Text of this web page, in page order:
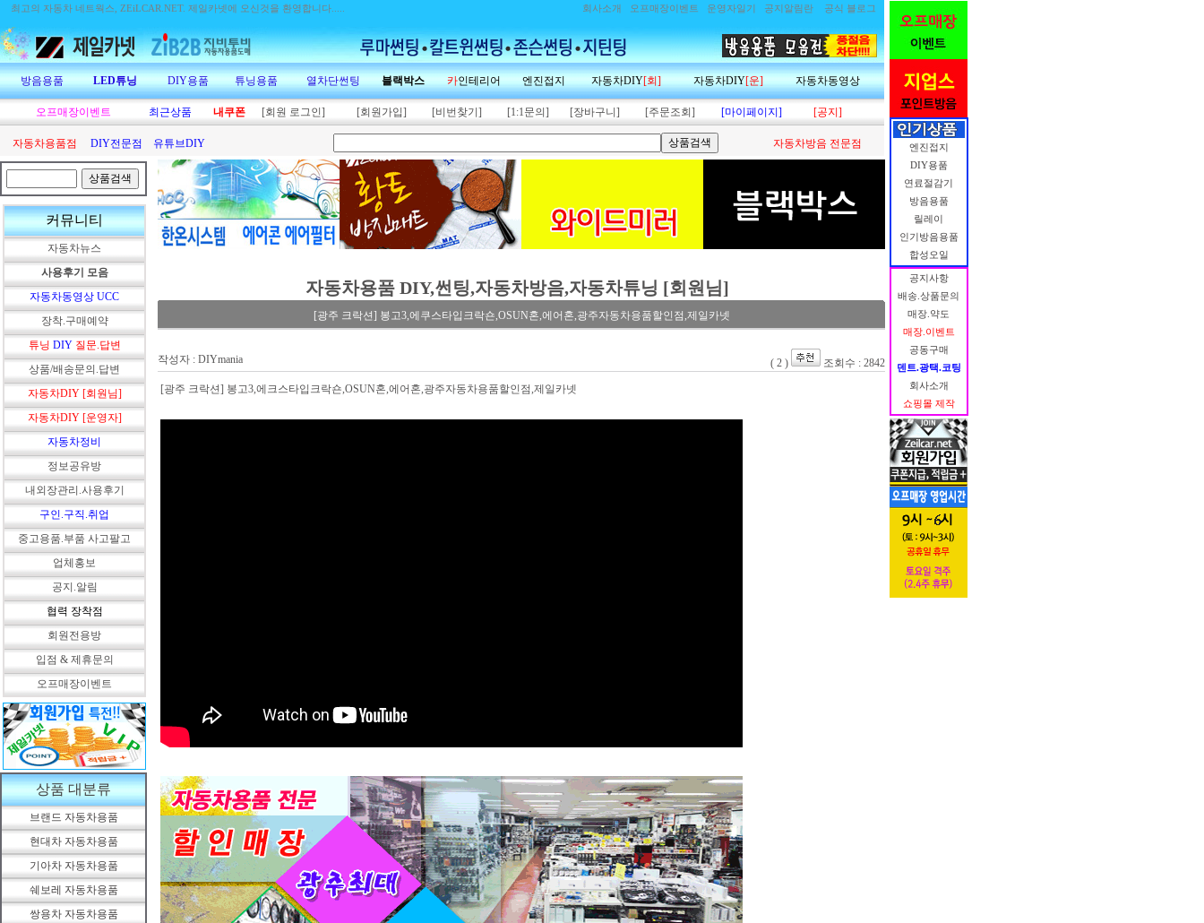
최고의 자동차 네트웍스, ZEiLCAR.NET. 제일카넷에 오신것을 환영합니다..... 회사소개 오프매장이벤트 운영자일기 공지알림란 공식 블로그
방음용품 LED튜닝 DIY용품 튜닝용품 열차단썬팅 블랙박스 카인테리어 엔진접지 자동차DIY[회] 자동차DIY[운] 자동차동영상
오프매장이벤트 최근상품 내쿠폰 [회원 로그인] [회원가입] [비번찾기] [1:1문의] [장바구니] [주문조회] [마이페이지] [공지]
자동차용품점 DIY전문점 유튜브DIY 자동차방음 전문점
커뮤니티
자동차뉴스
사용후기 모음
자동차동영상 UCC
장착.구매예약
튜닝 DIY 질문.답변
상품/배송문의.답변
자동차DIY [회원님]
자동차DIY [운영자]
자동차정비
정보공유방
내외장관리.사용후기
구인.구직.취업
중고용품.부품 사고팔고
업체홍보
공지.알림
협력 장착점
회원전용방
입점 & 제휴문의
오프매장이벤트
상품 대분류
브랜드 자동차용품
현대차 자동차용품
기아차 자동차용품
쉐보레 자동차용품
쌍용차 자동차용품
자동차용품 DIY,썬팅,자동차방음,자동차튜닝 [회원님]
[광주 크락션] 봉고3,에쿠스타입크락숀,OSUN혼,에어혼,광주자동차용품할인점,제일카넷
작성자 : DIYmania ( 2 ) 조회수 : 2842
[광주 크락션] 봉고3,에크스타입크락숀,OSUN혼,에어혼,광주자동차용품할인점,제일카넷
엔진접지
DIY용품
연료절감기
방음용품
릴레이
인기방음용품
합성오일
공지사항
배송.상품문의
매장.약도
매장.이벤트
공동구매
덴트.광택.코팅
회사소개
쇼핑몰 제작